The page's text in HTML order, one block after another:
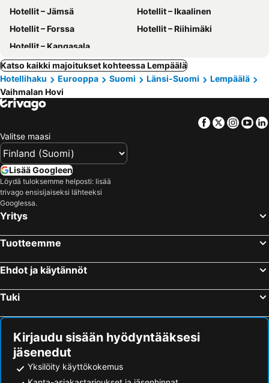
Hotellit – Jämsä
Hotellit – Ikaalinen
Hotellit – Forssa
Hotellit – Riihimäki
Hotellit – Kangasala
Katso kaikki majoitukset kohteessa Lempäälä
Hotellihaku
Eurooppa Suomi Länsi-Suomi
Lempäälä
Vaihmalan Hovi
Facebook
Twitter
Valitse maasi
Lisää Googleen
Löydä tuloksemme helposti: lisää
trivago ensisijaiseksi lähteeksi
Googlessa.
Yritys
Tuotteemme
Ehdot ja käytännöt
Tuki
Kirjaudu sisään hyödyntääksesi
jäsenedut
Yksilöity käyttökokemus